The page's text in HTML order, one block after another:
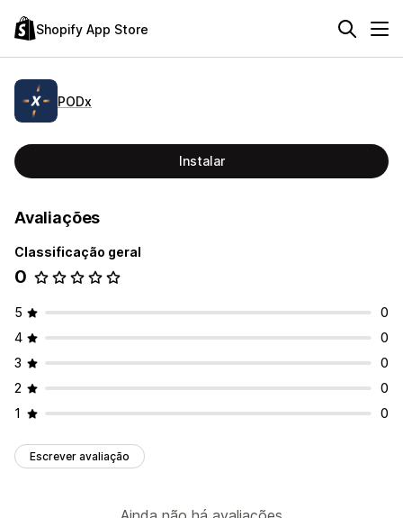
Shopify App Store
PODx
Instalar
Avaliações
Classificação geral
0
5
0
4
0
3
0
2
0
1
0
Escrever avaliação